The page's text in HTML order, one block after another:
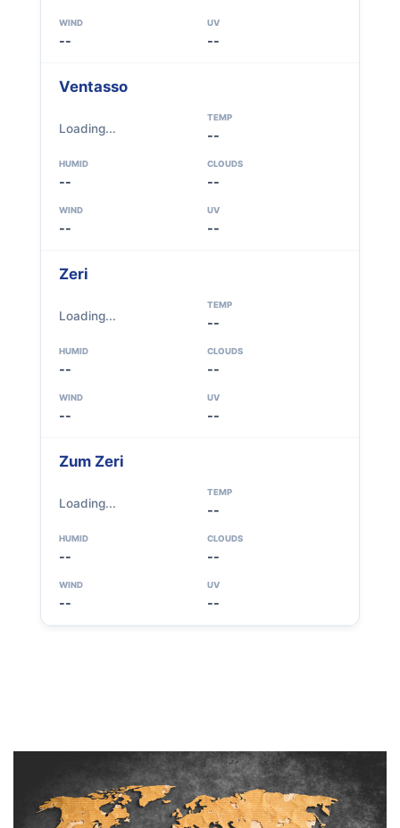
WIND
--
UV
--
Ventasso
Loading...
TEMP
--
HUMID
--
CLOUDS
--
WIND
--
UV
--
Zeri
Loading...
TEMP
--
HUMID
--
CLOUDS
--
WIND
--
UV
--
Zum Zeri
Loading...
TEMP
--
HUMID
--
CLOUDS
--
WIND
--
UV
--